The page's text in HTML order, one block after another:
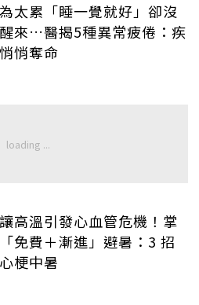
太累「睡一覺就好」卻沒
來…醫揭5種異常疲倦：疾
悄奪命
高溫引發心血管危機！掌
免費＋漸進」避暑：3 招
梗中暑